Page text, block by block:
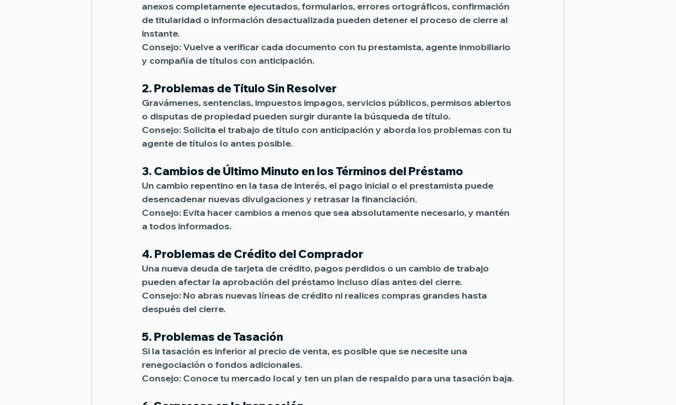
anexos completamente ejecutados, formularios, errores ortográficos, confirmación
de titularidad o información desactualizada pueden detener el proceso de cierre al
instante.
Consejo: Vuelve a verificar cada documento con tu prestamista, agente inmobiliario
y compañía de títulos con anticipación.
2. Problemas de Título Sin Resolver
Gravámenes, sentencias, impuestos impagos, servicios públicos, permisos abiertos
o disputas de propiedad pueden surgir durante la búsqueda de título.
Consejo: Solicita el trabajo de título con anticipación y aborda los problemas con tu
agente de títulos lo antes posible.
3. Cambios de Último Minuto en los Términos del Préstamo
Un cambio repentino en la tasa de interés, el pago inicial o el prestamista puede
desencadenar nuevas divulgaciones y retrasar la financiación.
Consejo: Evita hacer cambios a menos que sea absolutamente necesario, y mantén
a todos informados.
4. Problemas de Crédito del Comprador
Una nueva deuda de tarjeta de crédito, pagos perdidos o un cambio de trabajo
pueden afectar la aprobación del préstamo incluso días antes del cierre.
Consejo: No abras nuevas líneas de crédito ni realices compras grandes hasta
después del cierre.
5. Problemas de Tasación
Si la tasación es inferior al precio de venta, es posible que se necesite una
renegociación o fondos adicionales.
Consejo: Conoce tu mercado local y ten un plan de respaldo para una tasación baja.